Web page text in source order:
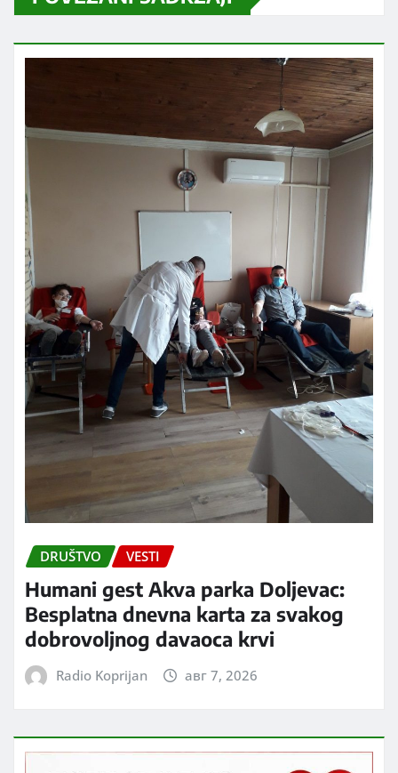
DRUŠTVO VESTI
Humani gest Akva parka Doljevac:
Besplatna dnevna karta za svakog
dobrovoljnog davaoca krvi
Radio Koprijan авг 7, 2026